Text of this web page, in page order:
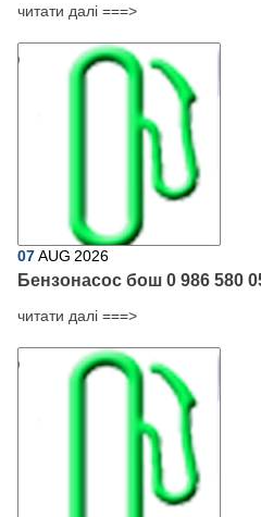
читати далі ===>
07AUG 2026
Бензонасос бош 0 986 580
читати далі ===>